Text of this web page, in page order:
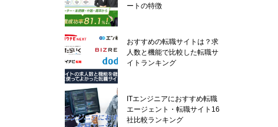
ートの特徴
おすすめの転職サイトは？求
人数と機能で比較した転職サ
イトランキング
ITエンジニアにおすすめ転職
エージェント・転職サイト16
社比較ランキング